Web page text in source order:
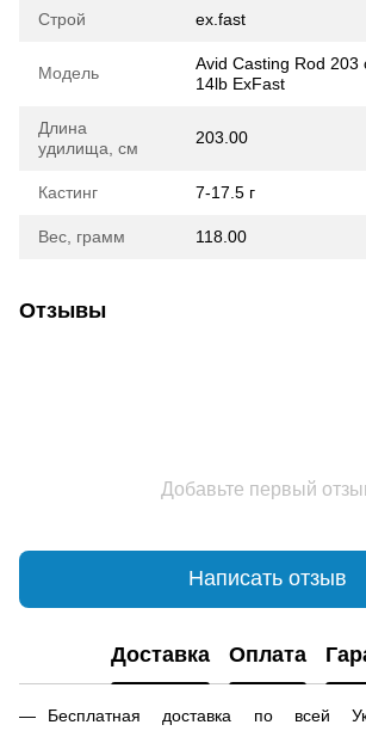
Строй ex.fast
Модель
Avid Casting Rod 203
14lb ExFast
Длина
удилища, см
203.00
Кастинг 7-17.5 г
Вес, грамм 118.00
Отзывы
Добавьте первый
Написать отзыв
Доставка Оплата
Бесплатная доставка по всей